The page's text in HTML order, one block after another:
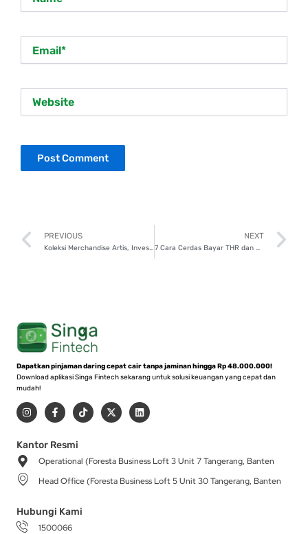
Prev
PREVIOUS
Koleksi Merchandise Artis, Investasi atau Hobi?
NEXT
7 Cara Cerdas Bayar THR dan Bonus Akhir Tahun Tanpa Stres
Dapatkan pinjaman daring cepat cair tanpa jaminan hingga Rp 48.000.000!
Download aplikasi Singa Fintech sekarang untuk solusi keuangan yang cepat dan
mudah!
I
n
s
a
g
r
a
m
F
a
c
b
o
-
T
i
k
X
-
t
t
r
L
i
n
i
Kantor Resmi
Operational (Foresta Business Loft 3 Unit 7 Tangerang, Banten
Head Office (Foresta Business Loft 5 Unit 30 Tangerang, Banten
Hubungi Kami
1500066